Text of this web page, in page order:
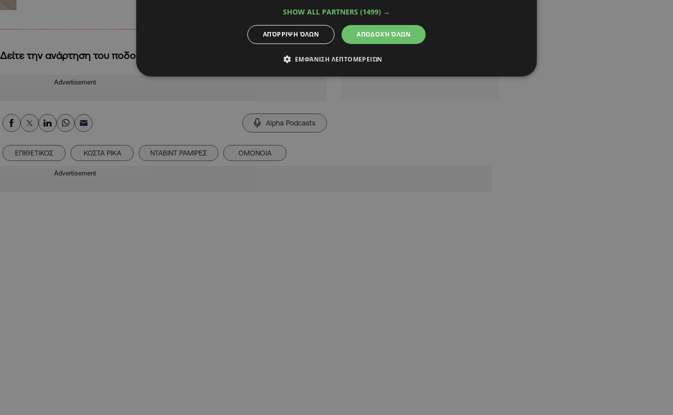
Δείτε την ανάρτηση του ποδοσφαιριστή:
Advertisement
Alpha Podcasts
ΕΠΙΘΕΤΙΚΟΣ ΚΟΣΤΑ ΡΙΚΑ ΝΤΑΒΙΝΤ ΡΑΜΙΡΕΣ ΟΜΟΝΟΙΑ
Advertisement
SHOW ALL PARTNERS (1499) →
ΑΠΟΔΟΧΉ ΌΛΩΝ
ΑΠΌΡΡΙΨΗ ΌΛΩΝ
ΕΜΦΆΝΙΣΗ ΛΕΠΤΟΜΕΡΕΙΏΝ